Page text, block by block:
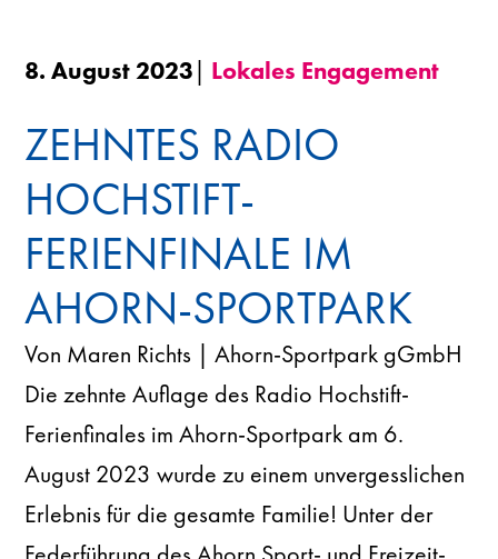
8. August 2023| Lokales Engagement
ZEHNTES RADIO
HOCHSTIFT-
FERIENFINALE IM
AHORN-SPORTPARK
Von Maren Richts | Ahorn-Sportpark gGmbH
Die zehnte Auflage des Radio Hochstift-
Ferienfinales im Ahorn-Sportpark am 6.
August 2023 wurde zu einem unvergesslichen
Erlebnis für die gesamte Familie! Unter der